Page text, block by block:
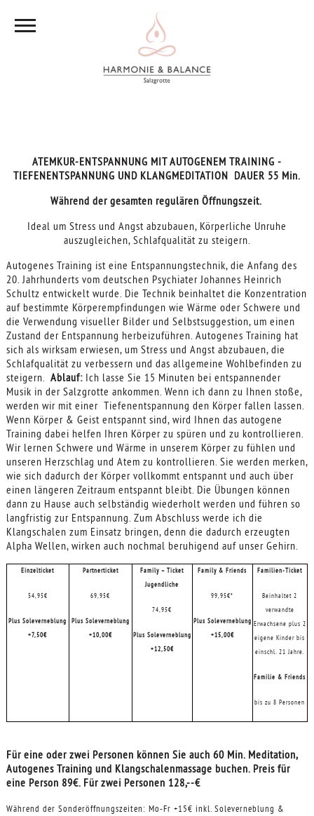
ATEMKUR-ENTSPANNUNG MIT AUTOGENEM TRAINING -
TIEFENENTSPANNUNG UND KLANGMEDITATION DAUER 55 Min.
Während der gesamten regulären Öffnungszeit.
Ideal um Stress und Angst abzubauen, Körperliche Unruhe
auszugleichen, Schlafqualität zu steigern.
Autogenes Training ist eine Entspannungstechnik, die Anfang des
20. Jahrhunderts vom deutschen Psychiater Johannes Heinrich
Schultz entwickelt wurde. Die Technik beinhaltet die Konzentration
auf bestimmte Körperempfindungen wie Wärme oder Schwere und
die Verwendung visueller Bilder und Selbstsuggestion, um einen
Zustand der Entspannung herbeizuführen. Autogenes Training hat
sich als wirksam erwiesen, um Stress und Angst abzubauen, die
Schlafqualität zu verbessern und das allgemeine Wohlbefinden zu
steigern. Ablauf:Ich lasse Sie 15 Minuten bei entspannender
Musik in der Salzgrotte ankommen. Wenn ich dann zu Ihnen stoße,
werden wir mit einer Tiefenentspannung den Körper fallen lassen.
Wenn Körper & Geist entspannt sind, wird Ihnen das autogene
Training dabei helfen Ihren Körper zu spüren und zu kontrollieren.
Wir lernen Schwere und Wärme in unserem Körper zu fühlen und
unseren Herzschlag und Atem zu kontrollieren. Sie werden merken,
wie sich dadurch der Körper vollkommt entspannt und auch über
einen längeren Zeitraum entspannt bleibt. Die Übungen können
dann zu Hause auch selbständig wiederholt werden und führen so
langfristig zur Entspannung. Zum Abschluss werde ich die
Klangschalen zum Einsatz bringen, denn die dadurch erzeugten
Alpha Wellen, wirken auch nochmal beruhigend auf unser Gehirn.
Einzelticket
54,95€
Plus Soleverneblung
+7,50€
Partnerticket
69,95€
Plus Soleverneblung
+10,00€
Family – Ticket
Jugendliche
74,95€
Plus Soleverneblung
+12,50€
Family & Friends
99,95€*
Plus Soleverneblung
+15,00€
Familien-Ticket
Beinhaltet 2
verwandte
Erwachsene plus 2
eigene Kinder bis
einschl. 21 Jahre.
Familie & Friends
bis zu 8 Personen
Für eine oder zwei Personen können Sie auch 60 Min. Meditation,
Autogenes Training und Klangschalenmassage buchen. Preis für
eine Person 89€. Für zwei Personen 128,--€
Während der Sonderöffnungszeiten: Mo-Fr +15€ inkl. Soleverneblung &